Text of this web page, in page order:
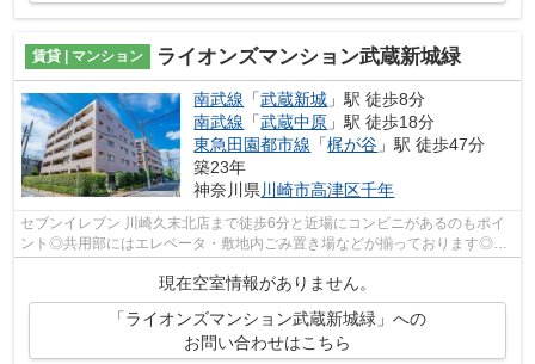
賃貸 | マンション ライオンズマンション武蔵新城緑
南武線 「武蔵新城 」駅 徒歩8分
南武線 「武蔵中原 」駅 徒歩18分
東急田園都市線 「梶が谷 」駅 徒歩47分
築23年
神奈川県川崎市高津区千年
セブンイレブン 川崎久末北店まで徒歩6分と近場にコンビニがあるのもポイ
ント◎共用部にはエレベータ・敷地内ごみ置き場などが揃っております◎2
駅利用できるので電車をよく使う方におす...
現在空室情報がありません。
「ライオンズマンション武蔵新城緑」への
お問い合わせはこちら